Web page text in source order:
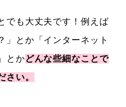
でも大丈夫です！例えば
」とか「インターネット
とかどんな些細なことで
さい。